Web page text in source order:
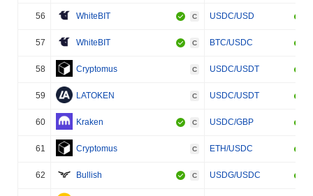
56 WhiteBIT C USDC/USD
57 WhiteBIT C BTC/USDC
58 Cryptomus C USDC/USDT
59 LATOKEN C USDC/USDT
60 Kraken C USDC/GBP
61 Cryptomus C ETH/USDC
62 Bullish C USDG/USDC